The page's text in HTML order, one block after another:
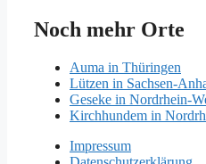
Noch mehr Orte
Auma in Thüringen
Lützen in Sachsen-
Geseke in Nordrhein-
Kirchhundem in
Impressum